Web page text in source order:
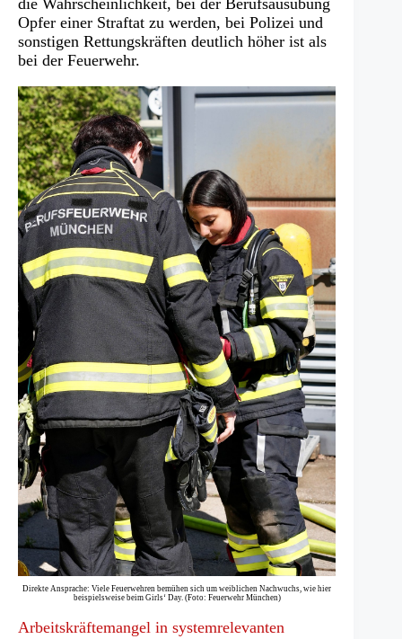
die Wahrscheinlichkeit, bei der Berufsausübung
Opfer einer Straftat zu werden, bei Polizei und
sonstigen Rettungskräften deutlich höher ist als
bei der Feuerwehr.
Direkte Ansprache: Viele Feuerwehren bemühen sich um weiblichen Nachwuchs, wie hier
beispielsweise beim Girls‘ Day. (Foto: Feuerwehr München)
Arbeitskräftemangel in systemrelevanten